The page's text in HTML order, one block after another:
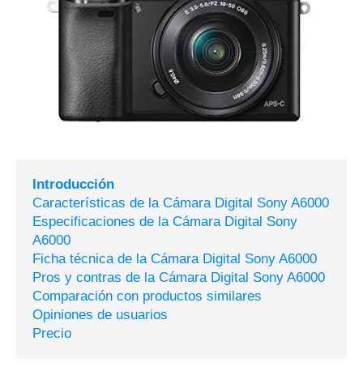
Introducción
Características de la Cámara Digital Sony A6000
Especificaciones de la Cámara Digital Sony
A6000
Ficha técnica de la Cámara Digital Sony A6000
Pros y contras de la Cámara Digital Sony A6000
Comparación con productos similares
Opiniones de usuarios
Precio